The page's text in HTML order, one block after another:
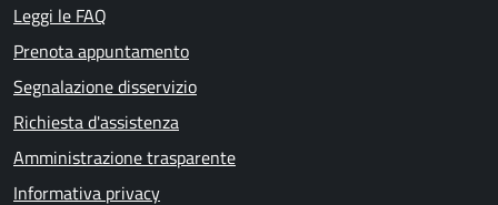
Leggi le FAQ
Prenota appuntamento
Segnalazione disservizio
Richiesta d'assistenza
Amministrazione trasparente
Informativa privacy